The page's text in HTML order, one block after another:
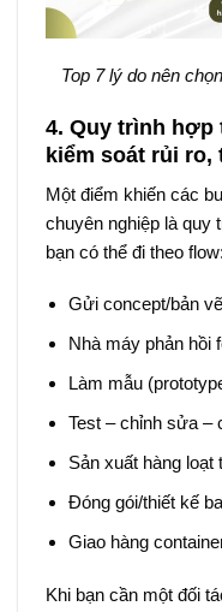
Top 7 lý do nên
4. Quy trình hợp
kiểm soát rủi ro,
Một điểm khiến các
chuyên nghiệp là quy
bạn có thể đi theo flow:
Gửi concept/bản
Nhà máy phản hồi
Làm mẫu
Test – chỉnh sửa –
Sản xuất hàng loạt
Đóng gói/thiết kế
Giao hàng
Khi bạn cần một đối